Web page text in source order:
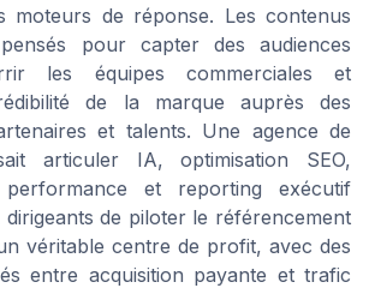
moteurs de réponse. Les contenus
pour capter des audiences
les équipes commerciales et
de la marque auprès des
et talents. Une agence de
articuler IA, optimisation SEO,
et reporting exécutif
dirigeants de piloter le référencement
véritable centre de profit, avec des
entre acquisition payante et trafic